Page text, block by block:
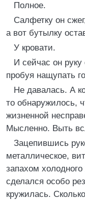
Полное.
Салфетку он
а вот бутылку
У кровати.
И сейчас он
пробуя нащупать
Не давалась. А
то обнаружилось,
жизненной
Мысленно. Выть
Зацепившись
металлическое,
запахом
сделался особо
кружилась.